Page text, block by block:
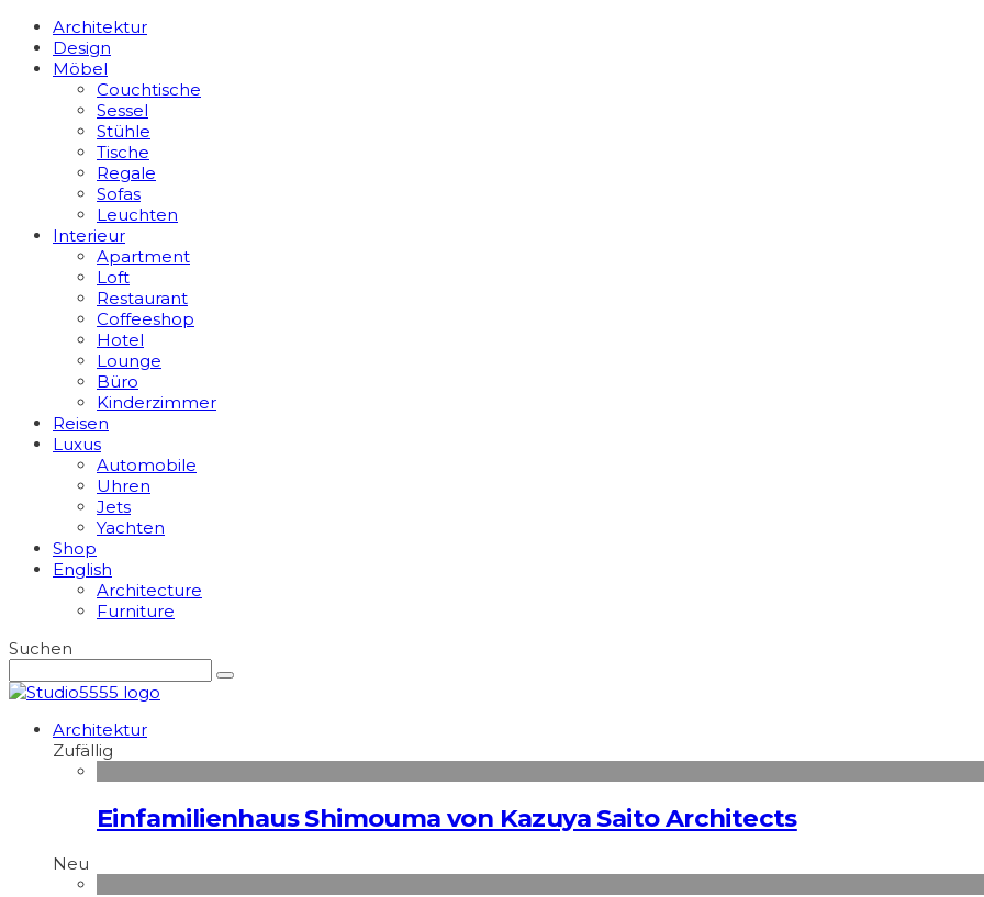
Architektur
Design
Möbel
Couchtische
Sessel
Stühle
Tische
Regale
Sofas
Leuchten
Interieur
Apart­ment
Loft
Restaurant
Coffeeshop
Hotel
Lounge
Büro
Kinderzimmer
Reisen
Luxus
Automobile
Uhren
Jets
Yachten
Shop
English
Architecture
Furniture
Suchen
Architektur
Zufällig
Einfamilienhaus Shimouma von Kazuya Saito Architects
Neu